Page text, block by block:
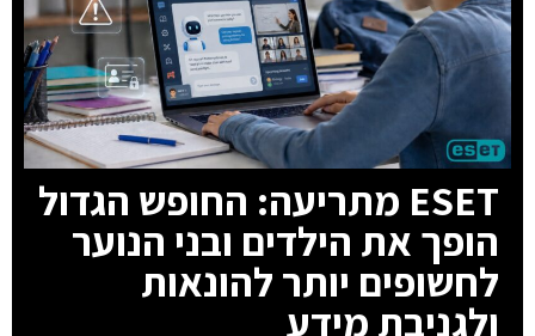
ESET מתריעה: החופש הגדול
הופך את הילדים ובני הנוער
לחשופים יותר להונאות
ולגניבת מידע